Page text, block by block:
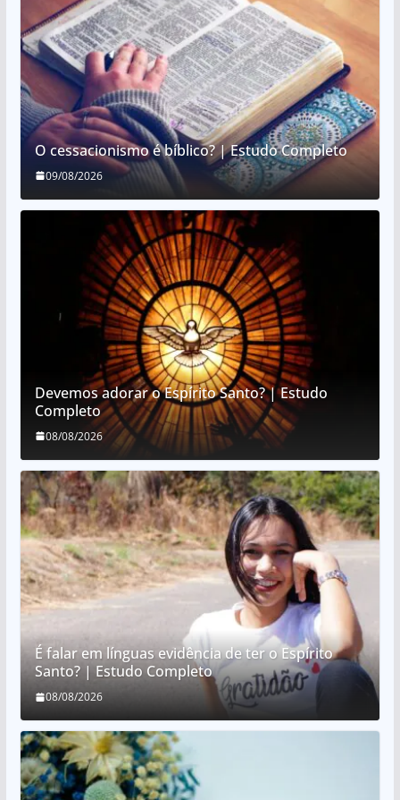
O cessacionismo é bíblico? | Estudo Completo
09/08/2026
Devemos adorar o Espírito Santo? | Estudo
Completo
08/08/2026
É falar em línguas evidência de ter o Espírito
Santo? | Estudo Completo
08/08/2026